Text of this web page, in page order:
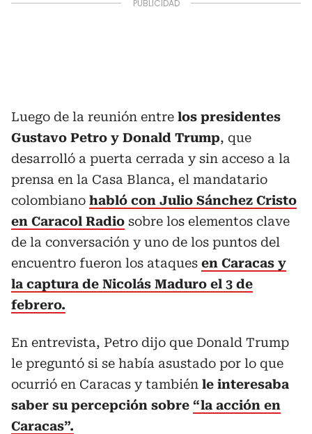
Luego de la reunión entre los presidentes
Gustavo Petro y Donald Trump, que
desarrolló a puerta cerrada y sin acceso a la
prensa en la Casa Blanca, el mandatario
colombiano habló con Julio Sánchez Cristo
en Caracol Radio sobre los elementos clave
de la conversación y uno de los puntos del
encuentro fueron los ataques en Caracas y
la captura de Nicolás Maduro el 3 de
febrero.
En entrevista, Petro dijo que Donald Trump
le preguntó si se había asustado por lo que
ocurrió en Caracas y también le interesaba
saber su percepción sobre “la acción en
Caracas”.